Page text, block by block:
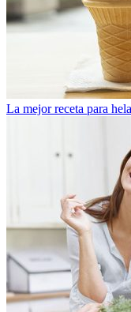
La mejor receta para